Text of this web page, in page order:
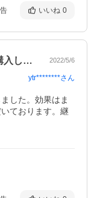
いいね 0
尿酸値上昇を抑えると言うことで購入しま… 2022/5/6
ytr********さん
した。効果はま
ております。継